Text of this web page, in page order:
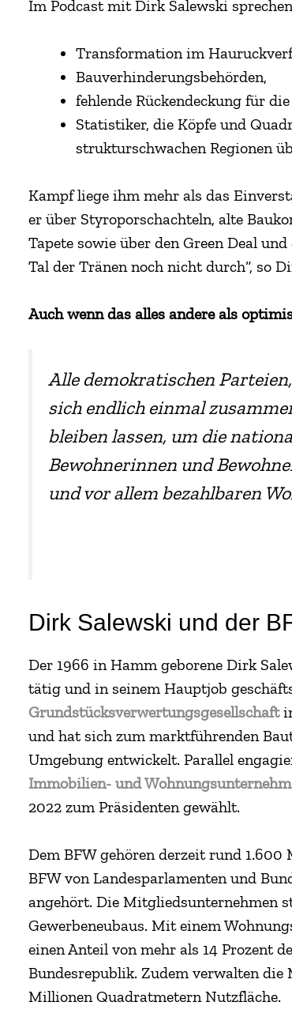
Im Podcast mit Dirk Salewski
Transformation im
Bauverhinderungsbehörden,
fehlende Rückendeckung für
Statistiker, die Köpfe und
strukturschwachen Regionen
Kampf liege ihm mehr als das
er über Styroporschachteln, alte
Tapete sowie über den Green Deal
Tal der Tränen noch nicht durch“, so
Auch wenn das alles andere als
Alle demokratischen
sich endlich einmal
bleiben lassen, um die
Bewohnerinnen und
und vor allem bezahlbaren
Dirk Salewski und der
Der 1966 in Hamm geborene Dirk
tätig und in seinem Hauptjob
Grundstücksverwertungsgesellschaft
und hat sich zum marktführenden
Umgebung entwickelt. Parallel
Immobilien- und
2022 zum Präsidenten gewählt.
Dem BFW gehören derzeit rund
BFW von Landesparlamenten und
angehört. Die Mitgliedsunternehmen
Gewerbeneubaus. Mit einem
einen Anteil von mehr als 14 Prozent
Bundesrepublik. Zudem verwalten
Millionen Quadratmetern Nutzfläche.